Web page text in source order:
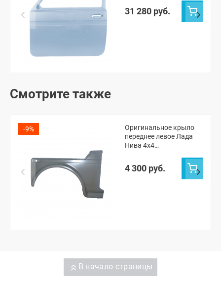
королева 690)
31 280 руб.
Смотрите также
-9%
Оригинальное крыло
переднее левое Лада
Нива 4х4
4 300 руб.
В начало страницы